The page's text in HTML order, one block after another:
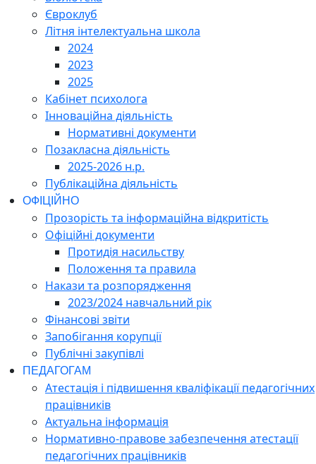
Євроклуб
Літня інтелектуальна школа
2024
2023
2025
Кабінет психолога
Інноваційна діяльність
Нормативні документи
Позакласна діяльність
2025-2026 н.р.
Публікаційна діяльність
ОФІЦІЙНО
Прозорість та інформаційна відкритість
Офіційні документи
Протидія насильству
Положення та правила
Накази та розпорядження
2023/2024 навчальний рік
Фінансові звіти
Запобігання корупції
Публічні закупівлі
ПЕДАГОГАМ
Атестація і підвишення кваліфікації педагогічних
працівників
Актуальна інформація
Нормативно-правове забезпечення атестації
педагогічних працівників